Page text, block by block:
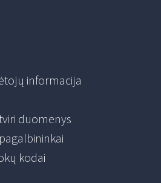
informacija
duomenys
kodai